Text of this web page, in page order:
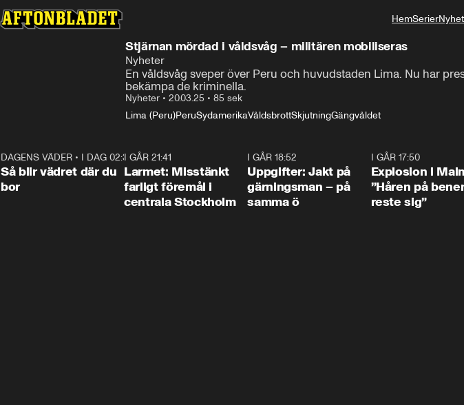
HemSerier
Stjärnan mördad i våldsvåg – militären mobiliseras
Nyheter
En våldsvåg sveper över Peru och huvudstaden Lima. Nu har
bekämpa de kriminella.
Nyheter • 20.03.25 • 85 sek
Lima (Peru)PeruSydamerikaVåldsbrottSkjutningGängvåldet
1:06
DAGENS VÄDER • I DAG 02:30
Så blir vädret där du
bor
I GÅR 21:41
Larmet: Misstänkt
farligt föremål i
centrala Stockholm
I GÅR 18:52
Uppgifter: Jakt på
gärningsman – på
samma ö
I GÅR 17:50
Explosion i
”Håren på
reste sig”